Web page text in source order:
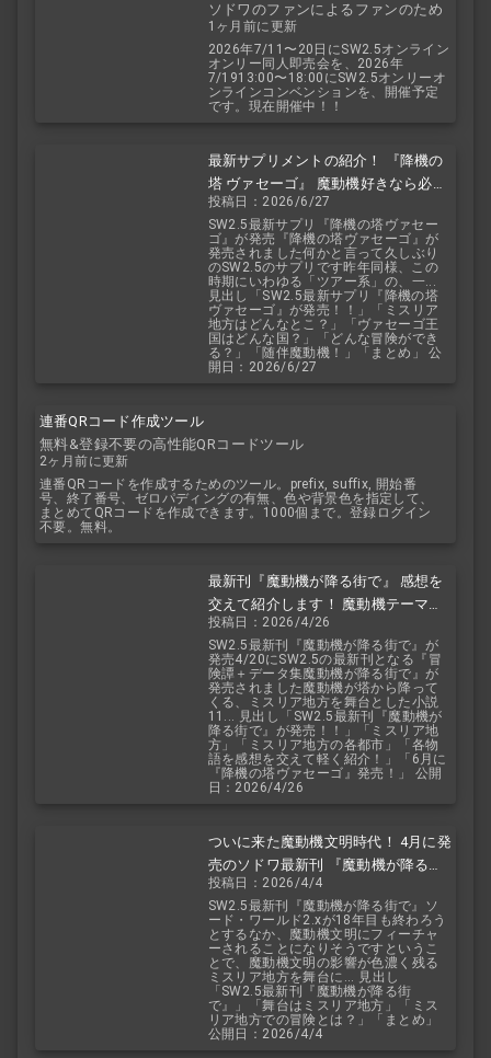
ソドワのファンによるファンのため
のお祭り！
1ヶ月前に更新
2026年7/11〜20日にSW2.5オンライン
オンリー同人即売会を、2026年
7/1913:00〜18:00にSW2.5オンリーオ
ンラインコンベンションを、開催予定
です。現在開催中！！
最新サプリメントの紹介！ 『降機の
塔 ヴァセーゴ』 魔動機好きなら必
見！ 随伴魔動機と旅に出よう！
投稿日：2026/6/27
SW2.5最新サプリ『降機の塔ヴァセー
ゴ』が発売『降機の塔ヴァセーゴ』が
発売されました何かと言って久しぶり
のSW2.5のサプリです昨年同様、この
時期にいわゆる「ツアー系」の、一...
見出し「SW2.5最新サプリ『降機の塔
ヴァセーゴ』が発売！！」「ミスリア
地方はどんなとこ？」「ヴァセーゴ王
国はどんな国？」「どんな冒険ができ
る？」「随伴魔動機！」「まとめ」 公
開日：2026/6/27
連番QRコード作成ツール
無料&登録不要の高性能QRコードツール
2ヶ月前に更新
連番QRコードを作成するためのツール。prefix, suffix, 開始番
号、終了番号、ゼロパディングの有無、色や背景色を指定して、
まとめてQRコードを作成できます。1000個まで。登録ログイン
不要。無料。
最新刊『魔動機が降る街で』 感想を
交えて紹介します！ 魔動機テーマの
小説！ おもしろいデータも多数！
投稿日：2026/4/26
SW2.5最新刊『魔動機が降る街で』が
発売4/20にSW2.5の最新刊となる『冒
険譚＋データ集魔動機が降る街で』が
発売されました魔動機が塔から降って
くる、ミスリア地方を舞台とした小説
11... 見出し「SW2.5最新刊『魔動機が
降る街で』が発売！！」「ミスリア地
方」「ミスリア地方の各都市」「各物
語を感想を交えて軽く紹介！」「6月に
『降機の塔ヴァセーゴ』発売！」 公開
日：2026/4/26
ついに来た魔動機文明時代！ 4月に発
売のソドワ最新刊 『魔動機が降る街
で』 紹介・予想・考察！
投稿日：2026/4/4
SW2.5最新刊『魔動機が降る街で』ソ
ード・ワールド2.xが18年目も終わろう
とするなか、魔動機文明にフィーチャ
ーされることになりそうですというこ
とで、魔動機文明の影響が色濃く残る
ミスリア地方を舞台に... 見出し
「SW2.5最新刊『魔動機が降る街
で』」「舞台はミスリア地方」「ミス
リア地方での冒険とは？」「まとめ」
公開日：2026/4/4